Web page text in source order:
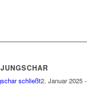
schließt2. Januar 2025 -